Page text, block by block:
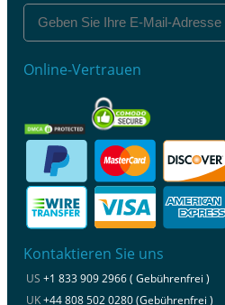
Online-Vertrauen
Kontaktieren Sie uns
US +1 833 909 2966 ( Gebührenfrei )
UK+44 808 502 0280 (Gebührenfrei )